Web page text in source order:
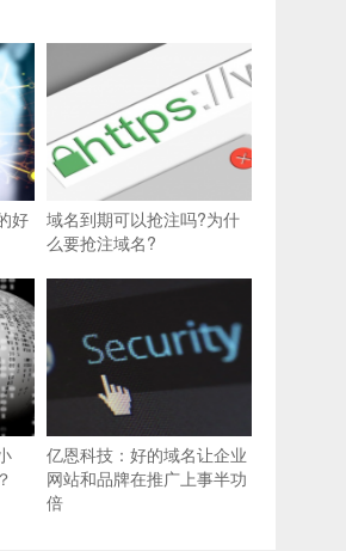
好
域名到期可以抢注吗?为什
么要抢注域名?
亿恩科技：好的域名让企业
网站和品牌在推广上事半功
倍